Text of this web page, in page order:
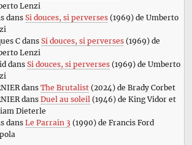
Lenzi
dans Si douces, si perverses(1969) de Umberto
Cdans Si douces, si perverses(1969) de
Lenzi
dans Si douces, si perverses(1969) de Umberto
dans The Brutalist(2024) de Brady Corbet
dans Duel au soleil (1946) de King Vidor et
Dieterle
dans Le Parrain 3 (1990) de Francis Ford